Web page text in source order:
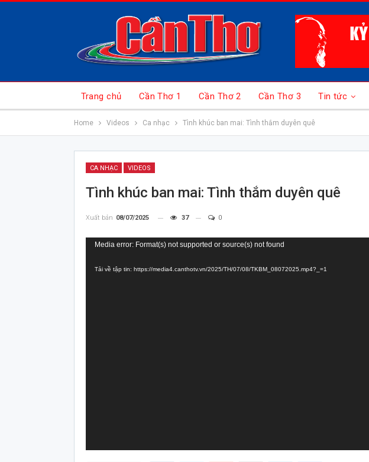
Trang chủ Cần Thơ 1 Cần Thơ 2 Cần Thơ 3 Tin tức
Home Videos Ca nhạc Tình khúc ban mai: Tình thắm duyên quê
CA NHẠC VIDEOS
Tình khúc ban mai: Tình thắm duyên quê
Xuất bản 08/07/2025 37 0
Trình
Video
Media error: Format(s) not supported or source(s) not found
Tải về tập tin: https://media4.canthotv.vn/2025/TH/07/08/TKBM_08072025.mp4?_=1